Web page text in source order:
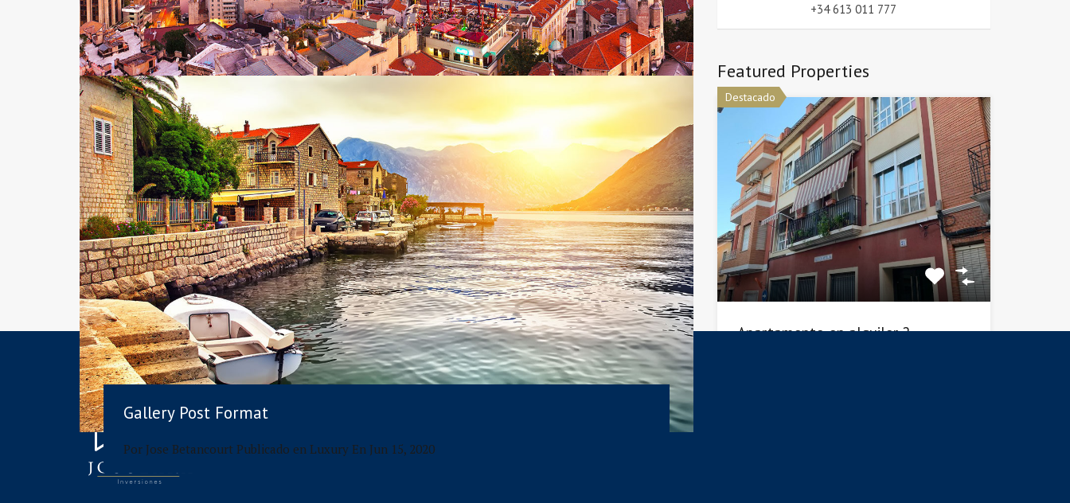
Gallery Post Format
Por Jose Betancourt Publicado en Luxury En Jun 15, 2020
+34 613 011 777
Featured Properties
Destacado
Apartamento en alquiler 2